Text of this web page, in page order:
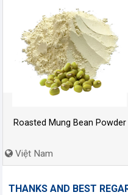
Roasted Mung Bean Powder
Việt Nam
THANKS AND BEST